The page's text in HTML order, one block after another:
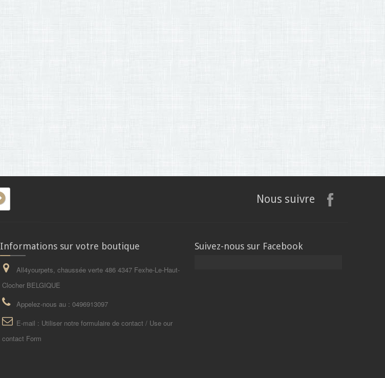
Nous suivre
Informations sur votre boutique
All4yourpets, chaussée verte 486 4347 Fexhe-Le-Haut-
Clocher BELGIQUE
Appelez-nous au : 0496913097
E-mail : Utiliser notre formulaire de contact / Use our
contact Form
Suivez-nous sur Facebook